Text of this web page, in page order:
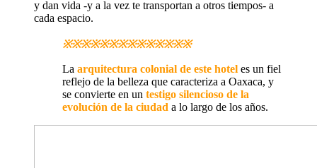
y dan vida -y a la vez te transportan a otros tiempos- a
cada espacio.
※※※※※※※※※※※※※※
La arquitectura colonial de este hotel es un fiel
reflejo de la belleza que caracteriza a Oaxaca, y
se convierte en un testigo silencioso de la
evolución de la ciudad a lo largo de los años.